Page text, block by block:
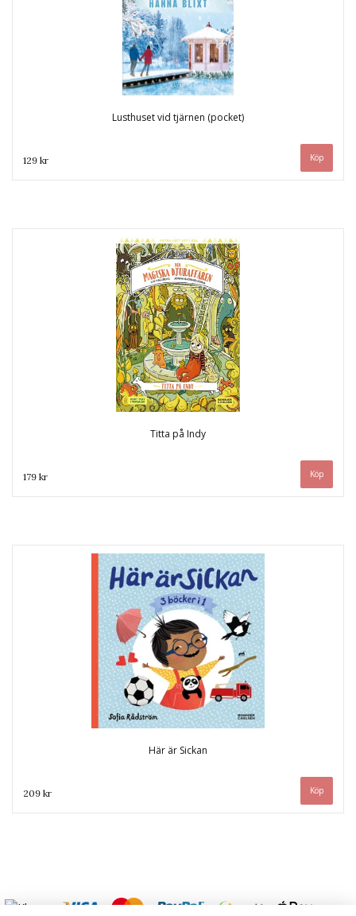
Lusthuset vid tjärnen (pocket)
129 kr
Titta på Indy
179 kr
Här är Sickan
209 kr